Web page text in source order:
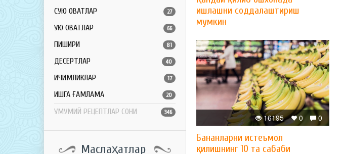
СУЮҚ ОВҚАТЛАР 27
ҚУЮҚ ОВҚАТЛАР 66
ПИШИРИҚ 81
ДЕСЕРТЛАР 40
ИЧИМЛИКЛАР 17
ҚИШГА ҒАМЛАМА 20
УМУМИЙ РЕЦЕПТЛАР СОНИ 346
Маслаҳатлар
ишлашни соддалаштириш
мумкин
0
0
16195
Бананларни истеъмол
қилишнинг 10 та сабаби